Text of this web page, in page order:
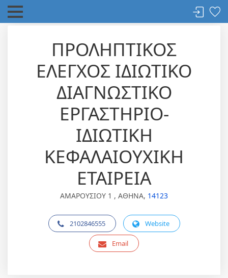
ΠΡΟΛΗΠΤΙΚΟΣ
ΕΛΕΓΧΟΣ ΙΔΙΩΤΙΚΟ
ΔΙΑΓΝΩΣΤΙΚΟ
ΕΡΓΑΣΤΗΡΙΟ-
ΙΔΙΩΤΙΚΗ
ΚΕΦΑΛΑΙΟΥΧΙΚΗ
ΕΤΑΙΡΕΙΑ
ΑΜΑΡΟΥΣΙΟΥ 1 , ΑΘΗΝΑ, 14123
2102846555 Website
Email